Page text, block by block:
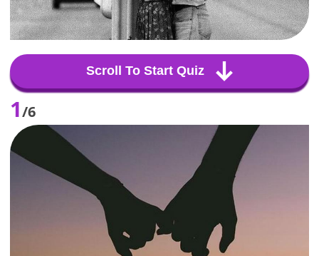
Scroll To Start Quiz
1/6